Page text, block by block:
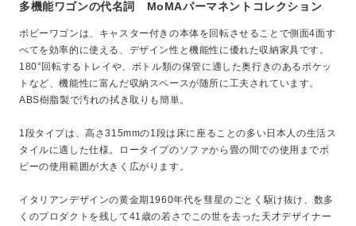
多機能ワゴンの代名詞 MoMAパーマネントコレクション
ボビーワゴンは、キャスター付きの本体を回転させることで側面4面す
べてを効率的に使える、デザイン性と機能性に優れた収納家具です。
180°回転するトレイや、ボトル類の保管に適した奥行きのあるポケッ
トなど、機能性に富んだ収納スペースが随所に工夫されています。
ABS樹脂製で汚れの拭き取りも簡単。
1段タイプは、高さ315mmの1段は床に座ることの多い日本人の生活ス
タイルに適した仕様。ロータイプのソファから畳の間での使用までボ
ビーの使用範囲が大きく広がります。
イタリアンデザインの黄金期1960年代を彗星のごとく駆け抜け、数多
くのプロダクトを残して41歳の若さでこの世を去った天才デザイナー